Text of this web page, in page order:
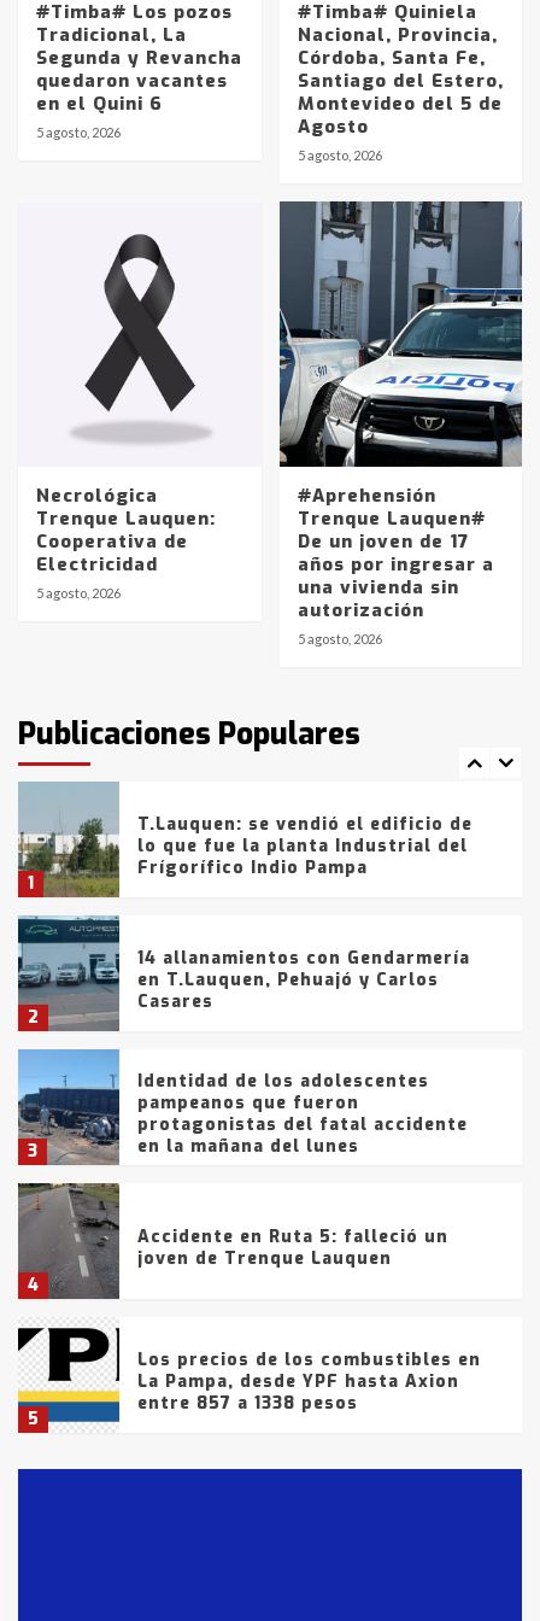
#Timba# Los pozos
Tradicional, La
Segunda y Revancha
quedaron vacantes
en el Quini 6
5 agosto, 2026
#Timba# Quiniela
Nacional, Provincia,
Córdoba, Santa Fe,
Santiago del Estero,
Montevideo del 5 de
Agosto
5 agosto, 2026
Necrológica
Trenque Lauquen:
Cooperativa de
Electricidad
5 agosto, 2026
#Aprehensión
Trenque Lauquen#
De un joven de 17
años por ingresar a
una vivienda sin
autorización
5 agosto, 2026
Publicaciones Populares
Identidad de los adolescentes
pampeanos que fueron
en la mañana del lunes
Accidente en Ruta 5: falleció un
joven de Trenque Lauquen
Los precios de los combustibles en
La Pampa, desde YPF hasta Axion
entre 857 a 1338 pesos
La Bolsa de Cereales de Bahía
Blanca anticipa que Agosto vendrá
con lluvias y heladas, en gran parte
fueron detenidos por
comercialización de drogas en la
tarde del sábado
1
T.Lauquen: se vendió el edificio de
lo que fue la planta Industrial del
Frígorífico Indio Pampa
2
14 allanamientos con Gendarmería
en T.Lauquen, Pehuajó y Carlos
Casares
3
Identidad de los adolescentes
pampeanos que fueron
protagonistas del fatal accidente
en la mañana del lunes
4
Accidente en Ruta 5: falleció un
joven de Trenque Lauquen
5
Los precios de los combustibles en
La Pampa, desde YPF hasta Axion
entre 857 a 1338 pesos